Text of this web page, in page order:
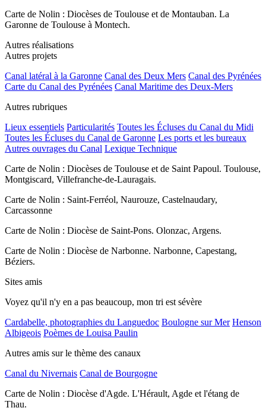
Carte de Nolin : Diocèses de Toulouse et de Montauban. La
Garonne de Toulouse à Montech.
Autres réalisations
Autres projets
Canal latéral à la Garonne Canal des Deux Mers Canal des Pyrénées
Carte du Canal des Pyrénées Canal Maritime des Deux-Mers
Autres rubriques
Lieux essentiels Particularités Toutes les Écluses du Canal du Midi
Toutes les Écluses du Canal de Garonne Les ports et les bureaux
Autres ouvrages du Canal Lexique Technique
Carte de Nolin : Diocèses de Toulouse et de Saint Papoul. Toulouse,
Montgiscard, Villefranche-de-Lauragais.
Carte de Nolin : Saint-Ferréol, Naurouze, Castelnaudary,
Carcassonne
Carte de Nolin : Diocèse de Saint-Pons. Olonzac, Argens.
Carte de Nolin : Diocèse de Narbonne. Narbonne, Capestang,
Béziers.
Sites amis
Voyez qu'il n'y en a pas beaucoup, mon tri est sévère
Cardabelle, photographies du Languedoc Boulogne sur Mer Henson
Albigeois Poèmes de Louisa Paulin
Autres amis sur le thème des canaux
Canal du Nivernais Canal de Bourgogne
Carte de Nolin : Diocèse d'Agde. L'Hérault, Agde et l'étang de
Thau.